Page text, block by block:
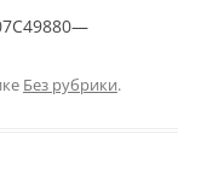
Без рубрики.